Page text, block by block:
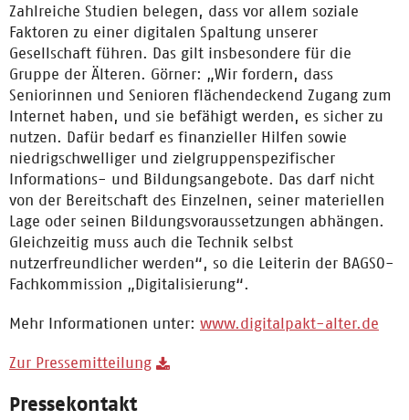
Zahlreiche Studien belegen, dass vor allem soziale
Faktoren zu einer digitalen Spaltung unserer
Gesellschaft führen. Das gilt insbesondere für die
Gruppe der Älteren. Görner: „Wir fordern, dass
Seniorinnen und Senioren flächendeckend Zugang zum
Internet haben, und sie befähigt werden, es sicher zu
nutzen. Dafür bedarf es finanzieller Hilfen sowie
niedrigschwelliger und zielgruppenspezifischer
Informations- und Bildungsangebote. Das darf nicht
von der Bereitschaft des Einzelnen, seiner materiellen
Lage oder seinen Bildungsvoraussetzungen abhängen.
Gleichzeitig muss auch die Technik selbst
nutzerfreundlicher werden“, so die Leiterin der BAGSO-
Fachkommission „Digitalisierung“.
Mehr Informationen unter: www.digitalpakt-alter.de
Zur Pressemitteilung
Pressekontakt